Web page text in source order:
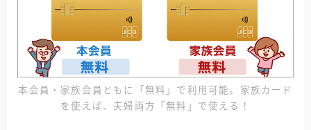
本会員・家族会員ともに「無料」で利用可能。家族カード
を使えば、夫婦両方「無料」で使える！